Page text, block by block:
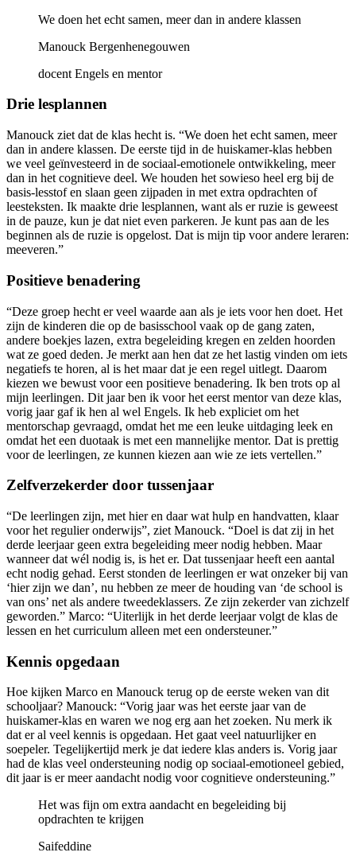
We doen het echt samen, meer dan in andere klassen
Manouck Bergenhenegouwen
docent Engels en mentor
Drie lesplannen
Manouck ziet dat de klas hecht is. “We doen het echt samen, meer
dan in andere klassen. De eerste tijd in de huiskamer-klas hebben
we veel geïnvesteerd in de sociaal-emotionele ontwikkeling, meer
dan in het cognitieve deel. We houden het sowieso heel erg bij de
basis-lesstof en slaan geen zijpaden in met extra opdrachten of
leesteksten. Ik maakte drie lesplannen, want als er ruzie is geweest
in de pauze, kun je dat niet even parkeren. Je kunt pas aan de les
beginnen als de ruzie is opgelost. Dat is mijn tip voor andere leraren:
meeveren.”
Positieve benadering
“Deze groep hecht er veel waarde aan als je iets voor hen doet. Het
zijn de kinderen die op de basisschool vaak op de gang zaten,
andere boekjes lazen, extra begeleiding kregen en zelden hoorden
wat ze goed deden. Je merkt aan hen dat ze het lastig vinden om iets
negatiefs te horen, al is het maar dat je een regel uitlegt. Daarom
kiezen we bewust voor een positieve benadering. Ik ben trots op al
mijn leerlingen. Dit jaar ben ik voor het eerst mentor van deze klas,
vorig jaar gaf ik hen al wel Engels. Ik heb expliciet om het
mentorschap gevraagd, omdat het me een leuke uitdaging leek en
omdat het een duotaak is met een mannelijke mentor. Dat is prettig
voor de leerlingen, ze kunnen kiezen aan wie ze iets vertellen.”
Zelfverzekerder door tussenjaar
“De leerlingen zijn, met hier en daar wat hulp en handvatten, klaar
voor het regulier onderwijs”, ziet Manouck. “Doel is dat zij in het
derde leerjaar geen extra begeleiding meer nodig hebben. Maar
wanneer dat wél nodig is, is het er. Dat tussenjaar heeft een aantal
echt nodig gehad. Eerst stonden de leerlingen er wat onzeker bij van
‘hier zijn we dan’, nu hebben ze meer de houding van ‘de school is
van ons’ net als andere tweedeklassers. Ze zijn zekerder van zichzelf
geworden.” Marco: “Uiterlijk in het derde leerjaar volgt de klas de
lessen en het curriculum alleen met een ondersteuner.”
Kennis opgedaan
Hoe kijken Marco en Manouck terug op de eerste weken van dit
schooljaar? Manouck: “Vorig jaar was het eerste jaar van de
huiskamer-klas en waren we nog erg aan het zoeken. Nu merk ik
dat er al veel kennis is opgedaan. Het gaat veel natuurlijker en
soepeler. Tegelijkertijd merk je dat iedere klas anders is. Vorig jaar
had de klas veel ondersteuning nodig op sociaal-emotioneel gebied,
dit jaar is er meer aandacht nodig voor cognitieve ondersteuning.”
Het was fijn om extra aandacht en begeleiding bij
opdrachten te krijgen
Saifeddine